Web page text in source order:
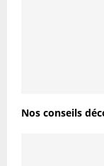
Nos conseils